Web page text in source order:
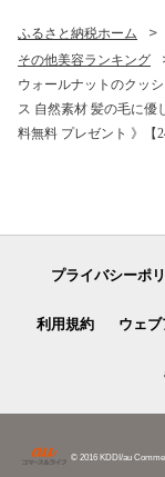
ふるさと納税ホーム
その他美容ランキング
ウォールナットのクッ
ス 自然素材 髪の毛に優
料無料 プレゼント 》【
プライバシーポ
利用規約 ウェ
© 2016 KDDI/au